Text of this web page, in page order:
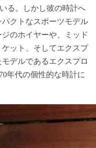
る。しかし彼の時計へ
クトなスポーツモデル
のホイヤーや、ミッド
ット、そしてエクスプ
デルであるエクスプロ
年代の個性的な時計に